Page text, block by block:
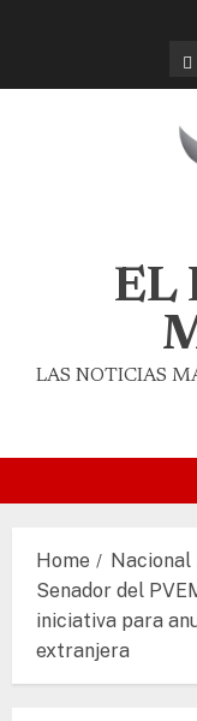
EL
LAS NOTICIAS
Home
Nacional
Senador del
iniciativa para
extranjera